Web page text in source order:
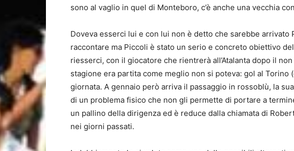
sono al vaglio in quel di Monteboro, c’è anche una vecchia
Doveva esserci lui e con lui non è detto che sarebbe arrivato
raccontare ma Piccoli è stato un serio e concreto obiettivo
riesserci, con il giocatore che rientrerà all’Atalanta dopo il
stagione era partita come meglio non si poteva: gol al Torino
giornata. A gennaio però arriva il passaggio in rossoblù, la
di un problema fisico che non gli permette di portare a
un pallino della dirigenza ed è reduce dalla chiamata di
nei giorni passati.